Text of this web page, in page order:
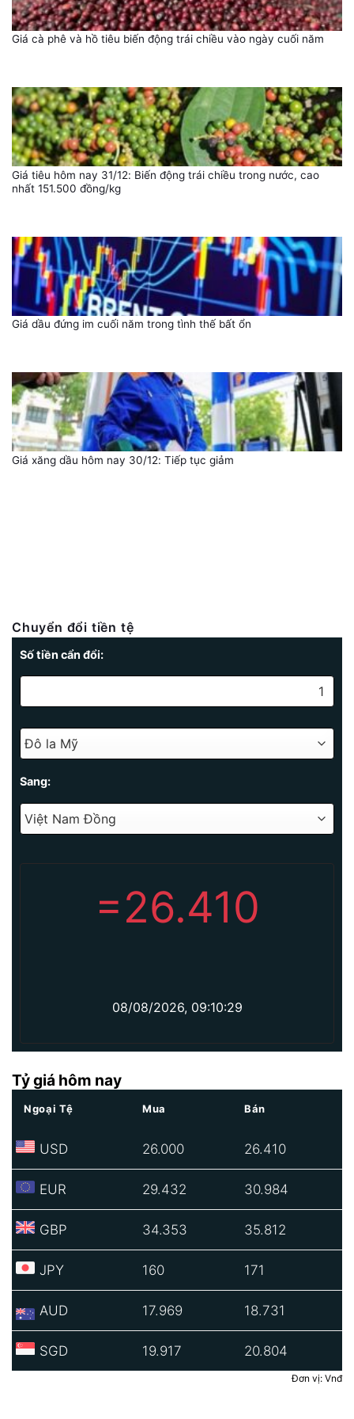
Giá cà phê và hồ tiêu biến động trái chiều vào ngày cuối năm
Giá tiêu hôm nay 31/12: Biến động trái chiều trong nước, cao
nhất 151.500 đồng/kg
Giá dầu đứng im cuối năm trong tình thế bất ổn
Giá xăng dầu hôm nay 30/12: Tiếp tục giảm
Chuyển đổi tiền tệ
Số tiền cẩn đổi:
Sang:
=26.410
08/08/2026, 09:10:29
Tỷ giá hôm nay
Ngoại Tệ Mua Bán
USD 26.000 26.410
EUR 29.432 30.984
GBP 34.353 35.812
JPY 160 171
AUD 17.969 18.731
SGD 19.917 20.804
Đơn vị: Vnđ